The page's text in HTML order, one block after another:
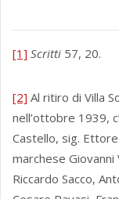
[1] Scritti 57, 20.
[2] Al ritiro di Villa
nell’ottobre 1939,
Castello, sig.
marchese
Riccardo Sacco,